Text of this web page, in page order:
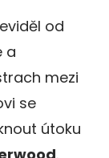
od
a
mezi
se
útoku